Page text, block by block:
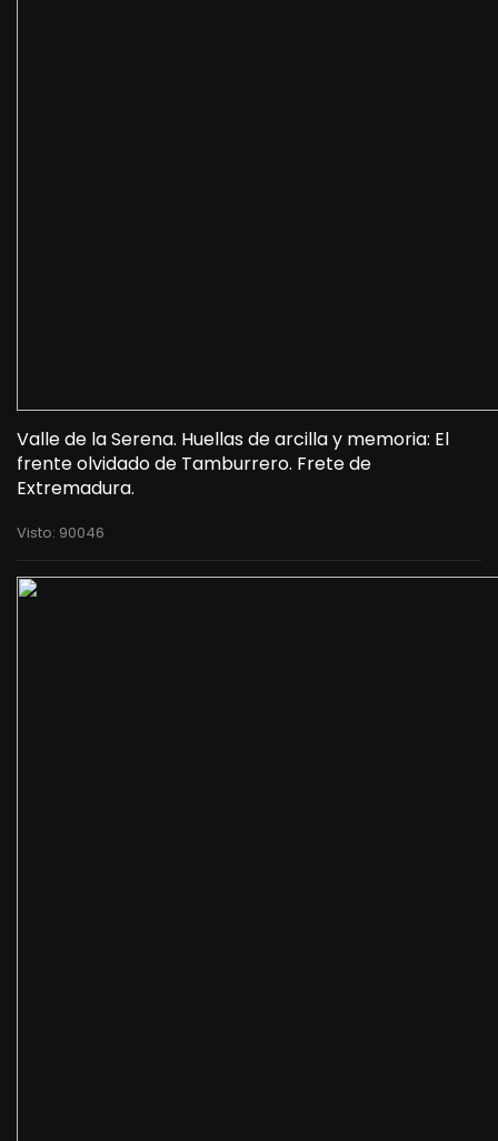
Valle de la Serena. Huellas de arcilla y memoria: El
frente olvidado de Tamburrero. Frete de
Extremadura.
Visto: 90046